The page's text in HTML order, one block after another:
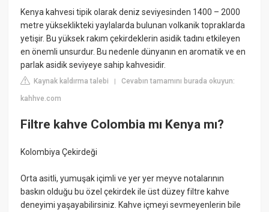
Kenya kahvesi tipik olarak deniz seviyesinden 1400 – 2000
metre yükseklikteki yaylalarda bulunan volkanik topraklarda
yetişir. Bu yüksek rakım çekirdeklerin asidik tadını etkileyen
en önemli unsurdur. Bu nedenle dünyanın en aromatik ve en
parlak asidik seviyeye sahip kahvesidir.
Kaynak kaldırma talebi |Cevabın tamamını burada okuyun:
kahhve.com
Filtre kahve Colombia mı Kenya mı?
Kolombiya Çekirdeği
Orta asitli, yumuşak içimli ve yer yer meyve notalarının
baskın olduğu bu özel çekirdek ile üst düzey filtre kahve
deneyimi yaşayabilirsiniz. Kahve içmeyi sevmeyenlerin bile